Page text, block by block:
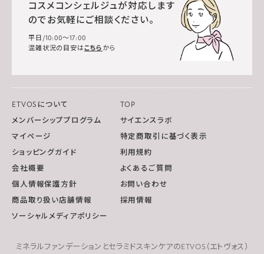
コスメコンシェルジュが対応します
のでお気軽にご相談ください。
平日/10:00～17:00
混雑状況の目安はこちら から
ETVOSについて
TOP
メンバーシッププログラム
サイエンスラボ
マイページ
特定商取引に基づく表示
ショッピングガイド
利用規約
会社概要
よくあるご質問
個人情報保護方針
お問い合わせ
商品取り扱い店舗情報
採用情報
ソーシャルメディアポリシー
ミネラルファンデーションとセラミドスキンケアのETVOS（エトヴォス）